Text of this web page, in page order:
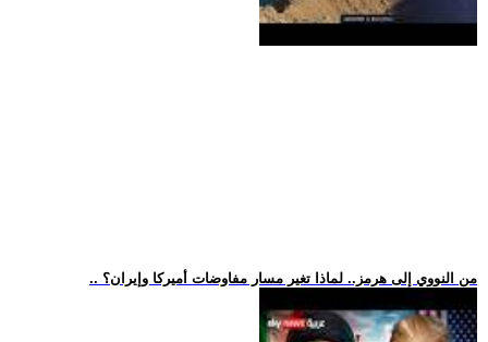
.. من النووي إلى هرمز.. لماذا تغير مسار مفاوضات أميركا وإيران؟